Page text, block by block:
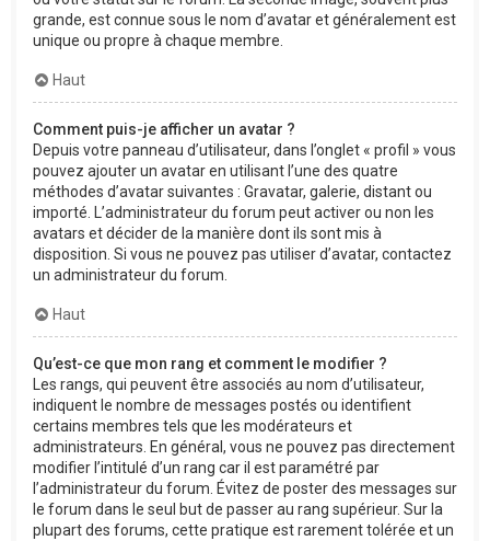
grande, est connue sous le nom d’avatar et généralement est
unique ou propre à chaque membre.
Haut
Comment puis-je afficher un avatar ?
Depuis votre panneau d’utilisateur, dans l’onglet « profil » vous
pouvez ajouter un avatar en utilisant l’une des quatre
méthodes d’avatar suivantes : Gravatar, galerie, distant ou
importé. L’administrateur du forum peut activer ou non les
avatars et décider de la manière dont ils sont mis à
disposition. Si vous ne pouvez pas utiliser d’avatar, contactez
un administrateur du forum.
Haut
Qu’est-ce que mon rang et comment le modifier ?
Les rangs, qui peuvent être associés au nom d’utilisateur,
indiquent le nombre de messages postés ou identifient
certains membres tels que les modérateurs et
administrateurs. En général, vous ne pouvez pas directement
modifier l’intitulé d’un rang car il est paramétré par
l’administrateur du forum. Évitez de poster des messages sur
le forum dans le seul but de passer au rang supérieur. Sur la
plupart des forums, cette pratique est rarement tolérée et un